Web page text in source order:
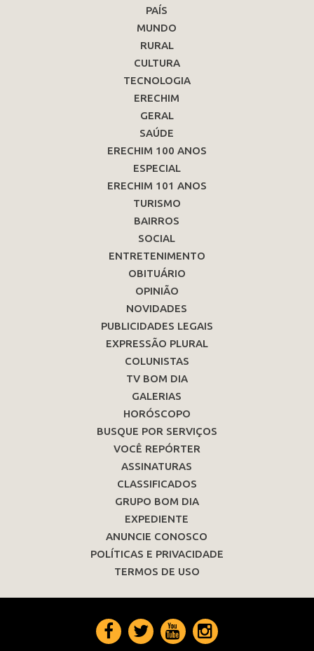
PAÍS
MUNDO
RURAL
CULTURA
TECNOLOGIA
ERECHIM
GERAL
SAÚDE
ERECHIM 100 ANOS
ESPECIAL
ERECHIM 101 ANOS
TURISMO
BAIRROS
SOCIAL
ENTRETENIMENTO
OBITUÁRIO
OPINIÃO
NOVIDADES
PUBLICIDADES LEGAIS
EXPRESSÃO PLURAL
COLUNISTAS
TV BOM DIA
GALERIAS
HORÓSCOPO
BUSQUE POR SERVIÇOS
VOCÊ REPÓRTER
ASSINATURAS
CLASSIFICADOS
GRUPO BOM DIA
EXPEDIENTE
ANUNCIE CONOSCO
POLÍTICAS E PRIVACIDADE
TERMOS DE USO